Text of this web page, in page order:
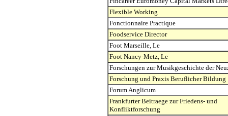
Flexible Working
Fonctionnaire Practique
Foodservice Director
Foot Marseille, Le
Foot Nancy-Metz, Le
Forschungen zur Musikgeschichte der
Forschung und Praxis Beruflicher Bildung
Forum Anglicum
Frankfurter Beitraege zur Friedens- und
Konfliktforschung